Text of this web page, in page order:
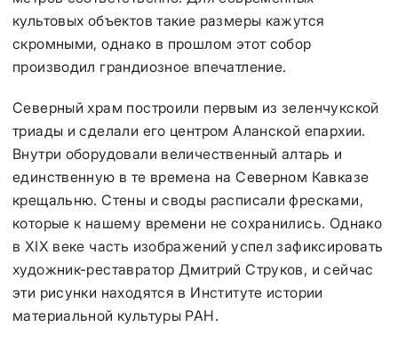
культовых объектов такие размеры кажутся
скромными, однако в прошлом этот собор
производил грандиозное впечатление.
Северный храм построили первым из зеленчукской
триады и сделали его центром Аланской епархии.
Внутри оборудовали величественный алтарь и
единственную в те времена на Северном Кавказе
крещальню. Стены и своды расписали фресками,
которые к нашему времени не сохранились. Однако
в XIX веке часть изображений успел зафиксировать
художник-реставратор Дмитрий Струков, и сейчас
эти рисунки находятся в Институте истории
материальной культуры РАН.